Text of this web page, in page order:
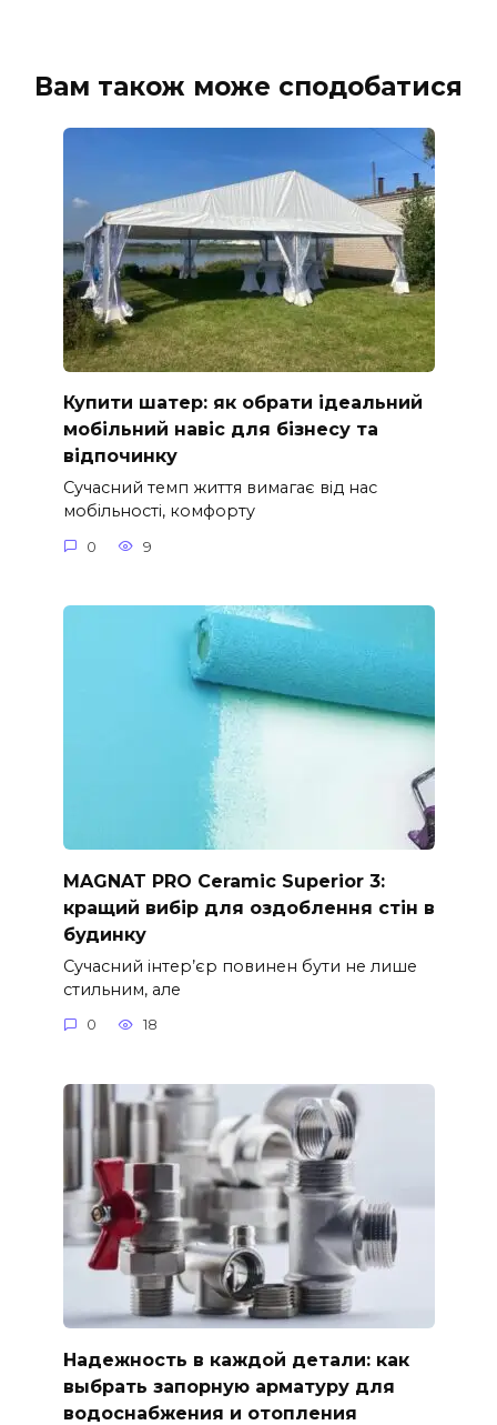
Вам також може сподобатися
Купити шатер: як обрати ідеальний
мобільний навіс для бізнесу та
відпочинку
Сучасний темп життя вимагає від нас
мобільності, комфорту
0 9
MAGNAT PRO Ceramic Superior 3:
кращий вибір для оздоблення стін в
будинку
Сучасний інтер’єр повинен бути не лише
стильним, але
0 18
Надежность в каждой детали: как
выбрать запорную арматуру для
водоснабжения и отопления